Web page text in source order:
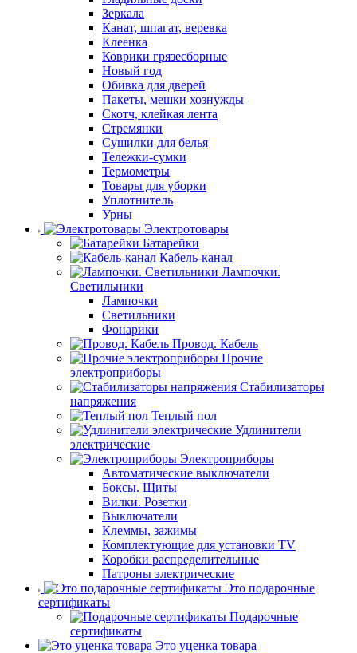
Зеркала
Канат, шпагат, веревка
Клеенка
Коврики грязесборные
Новый год
Обивка для дверей
Пакеты, мешки хознужды
Скотч, клейкая лента
Стремянки
Сушилки для белья
Тележки-сумки
Термометры
Товары для уборки
Уплотнитель
Урны
Электротовары
Батарейки
Кабель-канал
Лампочки.
Светильники
Лампочки
Светильники
Фонарики
Провод. Кабель
Прочие
электроприборы
Стабилизаторы
напряжения
Теплый пол
Удлинители
электрические
Электроприборы
Автоматические выключатели
Боксы. Щиты
Вилки. Розетки
Выключатели
Клеммы, зажимы
Комплектующие для установки TV
Коробки распределительные
Патроны электрические
Это подарочные
сертификаты
Подарочные
сертификаты
Это уценка товара